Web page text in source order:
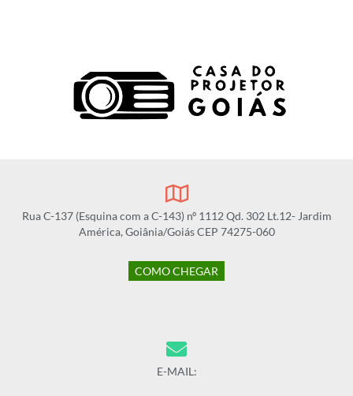
Rua C-137 (Esquina com a C-143) nº 1112 Qd. 302 Lt.12- Jardim
América, Goiânia/Goiás CEP 74275-060
COMO CHEGAR
E-MAIL: